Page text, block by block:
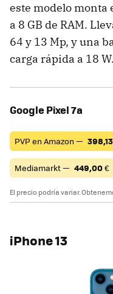
este modelo monta
a 8 GB de RAM.
64 y 13 Mp, y una
carga rápida a 18 W.
Google Pixel 7a
PVP en Amazon — 398,13
Mediamarkt — 449,00€
El precio podría variar.
iPhone 13